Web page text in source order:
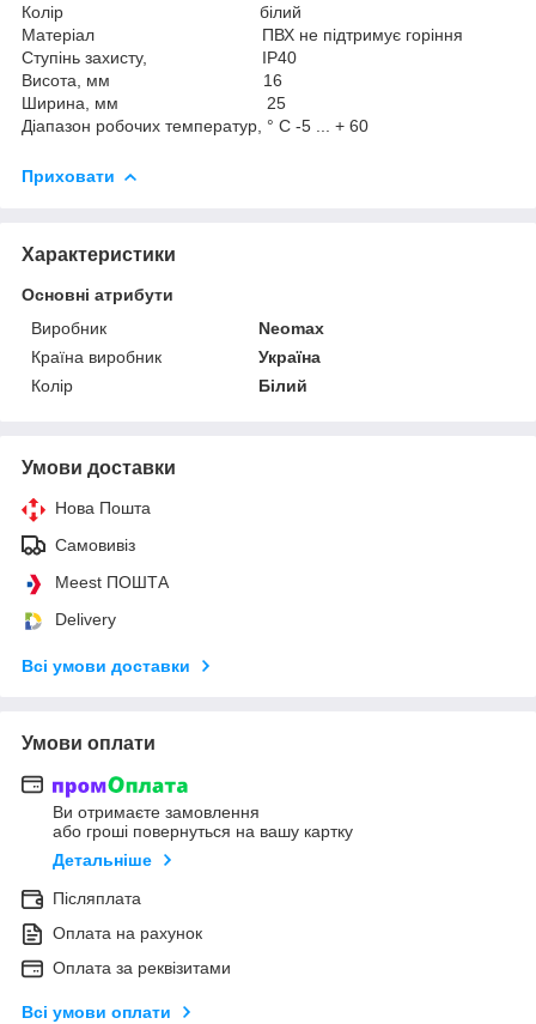
Колір білий
Матеріал ПВХ не підтримує горіння
Ступінь захисту, IP40
Висота, мм 16
Ширина, мм 25
Діапазон робочих температур, ° С -5 ... + 60
Приховати
Характеристики
Основні атрибути
Виробник
Neomax
Країна виробник
Україна
Колір
Білий
Умови доставки
Нова Пошта
Самовивіз
Meest ПОШТА
Delivery
Всі умови доставки
Умови оплати
Ви отримаєте замовлення
або гроші повернуться на вашу картку
Детальніше
Післяплата
Оплата на рахунок
Оплата за реквізитами
Всі умови оплати